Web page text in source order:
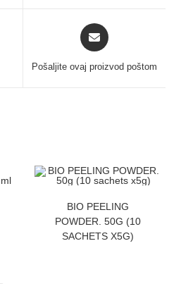
Pošaljite ovaj proizvod poštom
BIO PEELING
POWDER. 50G (10
SACHETS X5G)